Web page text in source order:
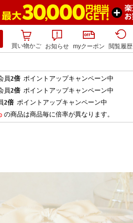
買い物かご お知らせ myクーポン 閲覧履歴
員2倍ポイントアップキャンペーン中
員2倍ポイントアップキャンペーン中
2倍ポイントアップキャンペーン中
の商品は商品毎に倍率が異なります。